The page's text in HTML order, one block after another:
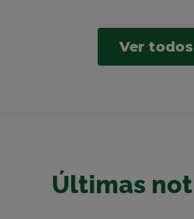
Ver todos
Últimas